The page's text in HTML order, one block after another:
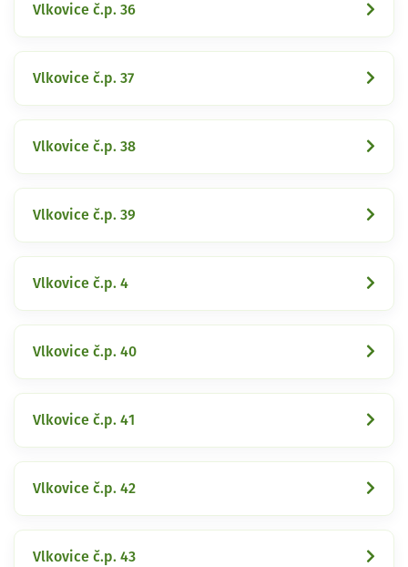
Vlkovice č.p. 36
Vlkovice č.p. 37
Vlkovice č.p. 38
Vlkovice č.p. 39
Vlkovice č.p. 4
Vlkovice č.p. 40
Vlkovice č.p. 41
Vlkovice č.p. 42
Vlkovice č.p. 43